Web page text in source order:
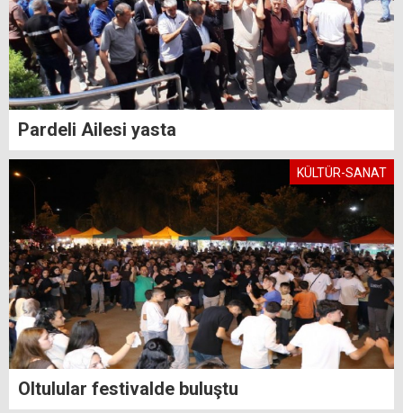
Pardeli Ailesi yasta
KÜLTÜR-SANAT
Oltulular festivalde buluştu